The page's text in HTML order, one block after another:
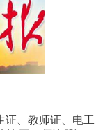
证、教师证、电工